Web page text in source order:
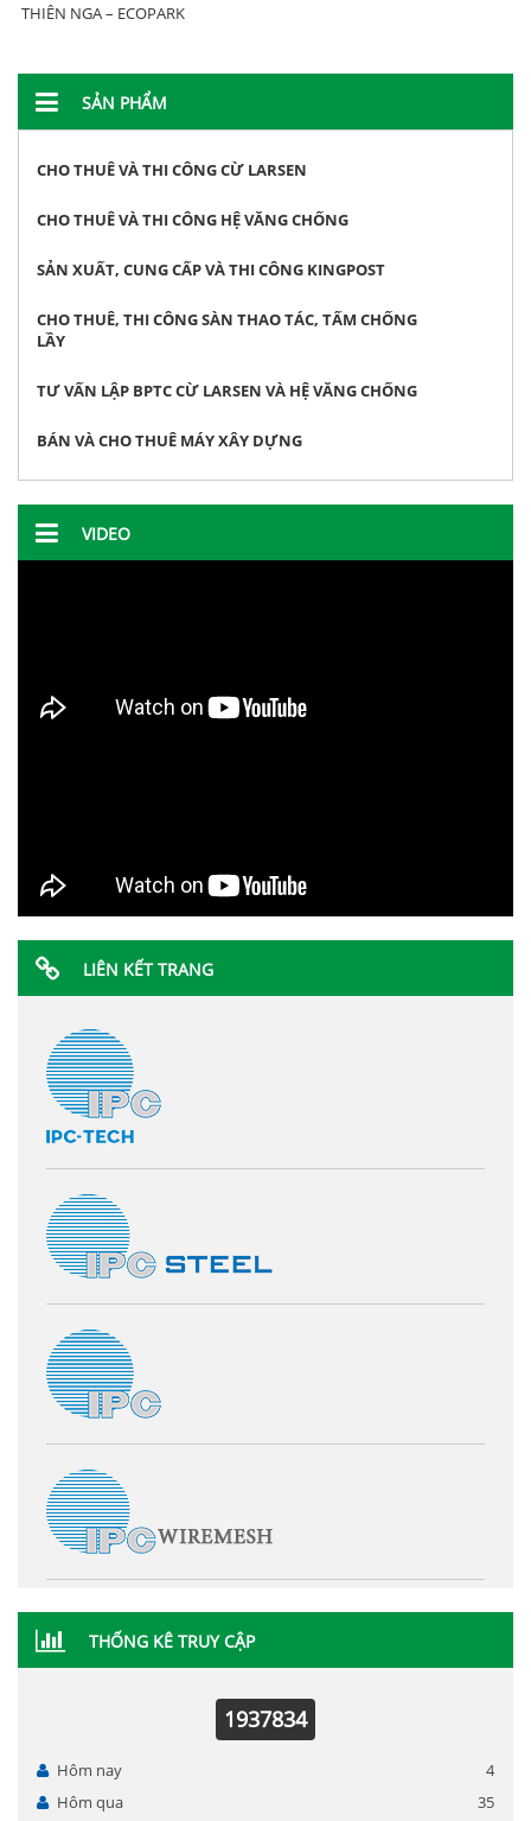
THIÊN NGA – ECOPARK
SẢN PHẨM
CHO THUÊ VÀ THI CÔNG CỪ LARSEN
CHO THUÊ VÀ THI CÔNG HỆ VĂNG CHỐNG
SẢN XUẤT, CUNG CẤP VÀ THI CÔNG KINGPOST
CHO THUÊ, THI CÔNG SÀN THAO TÁC, TẤM CHỐNG
LẦY
TƯ VẤN LẬP BPTC CỪ LARSEN VÀ HỆ VĂNG CHỐNG
BÁN VÀ CHO THUÊ MÁY XÂY DỰNG
VIDEO
LIÊN KẾT TRANG
THỐNG KÊ TRUY CẬP
1937834
Hôm nay
4
Hôm qua
35